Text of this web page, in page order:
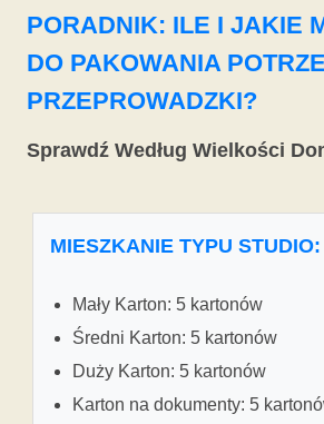
PORADNIK: ILE I JAKIE
DO PAKOWANIA
PRZEPROWADZKI?
Sprawdź Według Wielkości
MIESZKANIE TYPU STUDIO:
Mały Karton: 5 kartonów
Średni Karton: 5 kartonów
Duży Karton: 5 kartonów
Karton na dokumenty: 5